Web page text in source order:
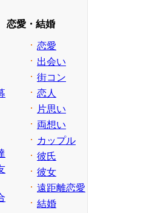
恋愛・結婚
恋愛
出会い
街コン
恋人
片思い
両想い
カップル
彼氏
彼女
遠距離恋愛
結婚